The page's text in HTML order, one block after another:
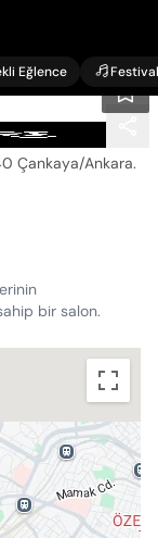
Eğlence Festival
Çankaya/Ankara.
bir salon.